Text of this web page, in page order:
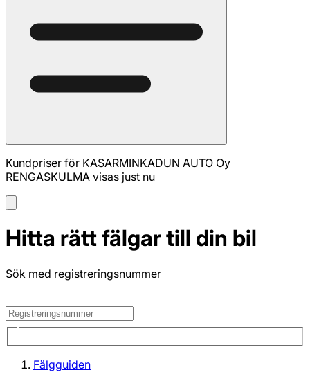
Kundpriser för KASARMINKADUN AUTO Oy
RENGASKULMA visas just nu
Hitta rätt fälgar till din bil
Sök med registreringsnummer
Fälgguiden